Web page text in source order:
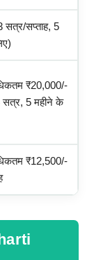
सत्र/सप्ताह, 5
₹20,000/-
सत्र, 5 महीने के
₹12,500/-